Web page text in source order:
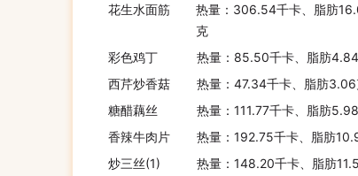
花生水面筋
热量：306.54千卡、脂肪
克
彩色鸡丁 热量：85.50千卡、脂肪
西芹炒香菇
热量：47.34千卡、脂肪
糖醋藕丝
热量：111.77千卡、脂肪
香辣牛肉片
热量：192.75千卡、脂肪
炒三丝(1)
热量：148.20千卡、脂肪